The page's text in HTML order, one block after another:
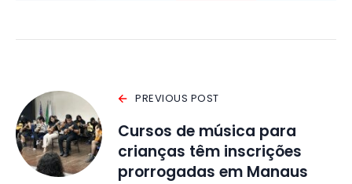
PREVIOUS POST
Cursos de música para
crianças têm inscrições
prorrogadas em Manaus